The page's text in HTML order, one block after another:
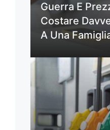
Guerra E
Costare
A Una